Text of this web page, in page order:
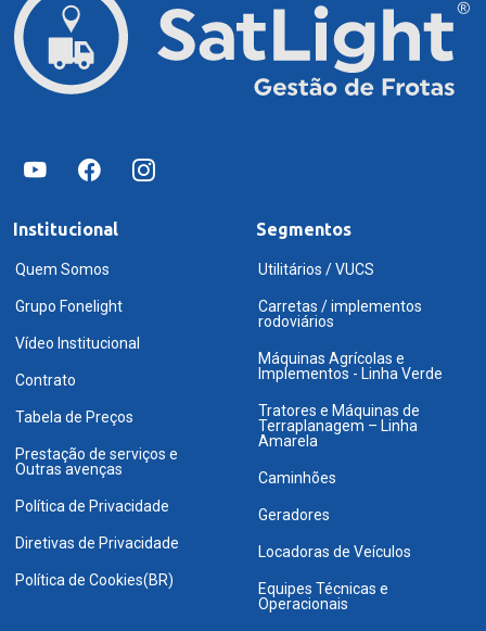
Institucional
Quem Somos
Grupo Fonelight
Vídeo Institucional
Contrato
Tabela de Preços
Prestação de serviços e
Outras avenças
Política de Privacidade
Diretivas de Privacidade
Política de Cookies(BR)
Segmentos
Utilitários / VUCS
Carretas / implementos
rodoviários
Máquinas Agrícolas e
Implementos - Linha Verde
Tratores e Máquinas de
Terraplanagem – Linha
Amarela
Caminhões
Geradores
Locadoras de Veículos
Equipes Técnicas e
Operacionais